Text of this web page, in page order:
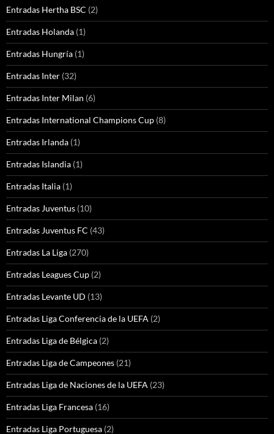
Entradas Hertha BSC (2)
Entradas Holanda (1)
Entradas Hungría (1)
Entradas Inter (32)
Entradas Inter Milan (6)
Entradas International Champions Cup (8)
Entradas Irlanda (1)
Entradas Islandia (1)
Entradas Italia (1)
Entradas Juventus (10)
Entradas Juventus FC (43)
Entradas La Liga (270)
Entradas Leagues Cup (2)
Entradas Levante UD (13)
Entradas Liga Conferencia de la UEFA (2)
Entradas Liga de Bélgica (2)
Entradas Liga de Campeones (21)
Entradas Liga de Naciones de la UEFA (23)
Entradas Liga Francesa (16)
Entradas Liga Portuguesa (2)